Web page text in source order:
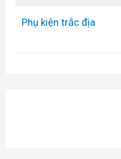
Phụ kiện trắc địa